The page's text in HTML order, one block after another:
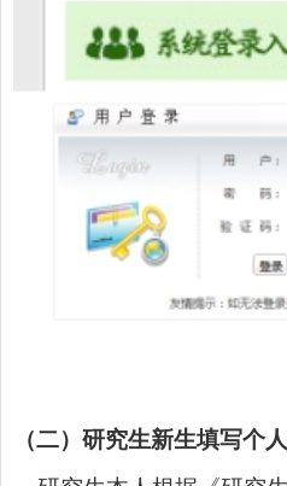
（二）研究生新生填写个